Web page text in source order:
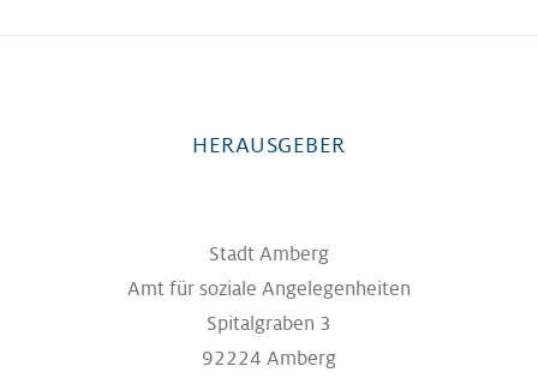
HERAUSGEBER
Stadt Amberg
Amt für soziale Angelegenheiten
Spitalgraben 3
92224 Amberg